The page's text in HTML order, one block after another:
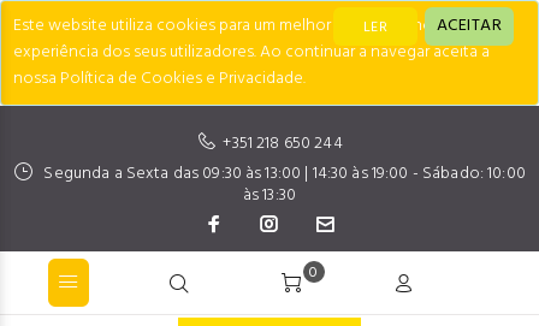
Este website utiliza cookies para um melhor desempenho e
experiência dos seus utilizadores. Ao continuar a navegar aceita a
nossa Política de Cookies e Privacidade.
LER ACEITAR
+351 218 650 244
Segunda a Sexta das 09:30 às 13:00 | 14:30 às 19:00 - Sábado: 10:00
às 13:30
0